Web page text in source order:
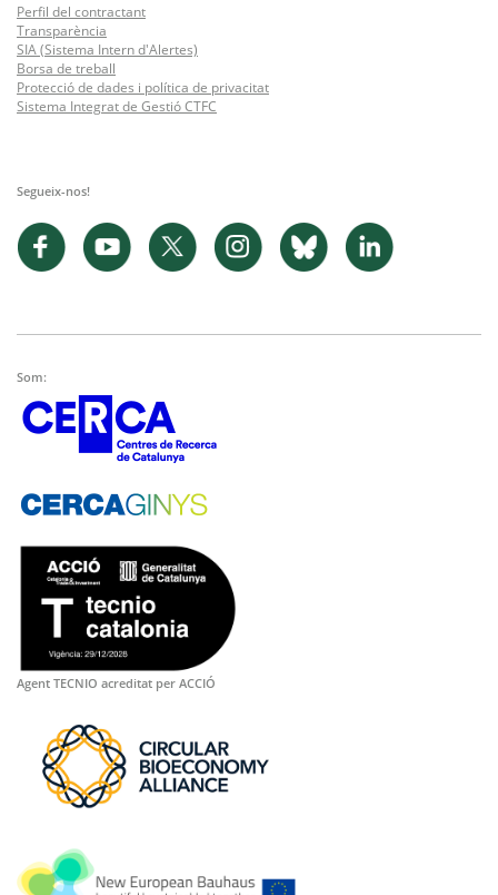
Perfil del contractant
Transparència
SIA (Sistema Intern d'Alertes)
Borsa de treball
Protecció de dades i política de privacitat
Sistema Integrat de Gestió CTFC
Segueix-nos!
Som:
Agent TECNIO acreditat per ACCIÓ